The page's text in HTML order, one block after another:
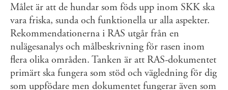
Målet är att de hundar som föds upp inom SKK ska
vara friska, sunda och funktionella ur alla aspekter.
Rekommendationerna i RAS utgår från en
nulägesanalys och målbeskrivning för rasen inom
flera olika områden. Tanken är att RAS-dokumentet
primärt ska fungera som stöd och vägledning för dig
som uppfödare men dokumentet fungerar även som